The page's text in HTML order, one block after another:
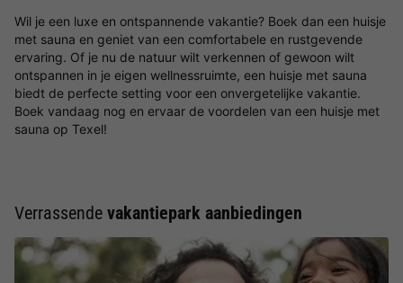
Wil je een luxe en ontspannende vakantie? Boek dan een huisje
met sauna en geniet van een comfortabele en rustgevende
ervaring. Of je nu de natuur wilt verkennen of gewoon wilt
ontspannen in je eigen wellnessruimte, een huisje met sauna
biedt de perfecte setting voor een onvergetelijke vakantie.
Boek vandaag nog en ervaar de voordelen van een huisje met
sauna op Texel!
Verrassende vakantiepark aanbiedingen